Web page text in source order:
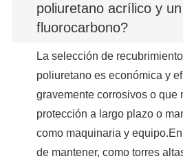
poliuretano acrílico y
fluorocarbono?
La selección de
poliuretano es económica y
gravemente corrosivos o que
protección a largo plazo o
como maquinaria y
de mantener, como torres